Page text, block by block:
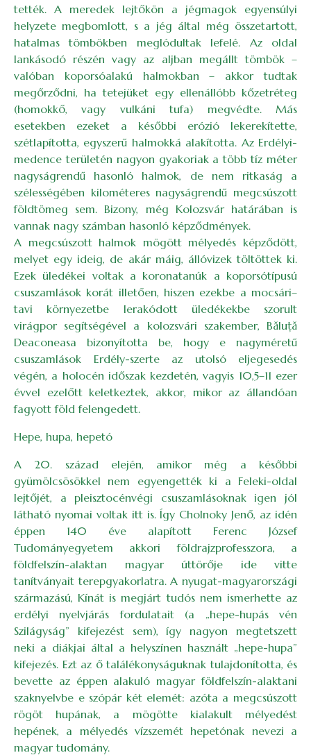
tették. A meredek lejtőkön a jégmagok egyensúlyi
helyzete megbomlott, s a jég által még összetartott,
hatalmas tömbökben meglódultak lefelé. Az oldal
lankásodó részén vagy az aljban megállt tömbök –
valóban koporsóalakú halmokban – akkor tudtak
megőrződni, ha tetejüket egy ellenállóbb kőzetréteg
(homokkő, vagy vulkáni tufa) megvédte. Más
esetekben ezeket a későbbi erózió lekerekítette,
szétlapította, egyszerű halmokká alakította. Az Erdélyi-
medence területén nagyon gyakoriak a több tíz méter
nagyságrendű hasonló halmok, de nem ritkaság a
szélességében kilométeres nagyságrendű megcsúszott
földtömeg sem. Bizony, még Kolozsvár határában is
vannak nagy számban hasonló képződmények.
A megcsúszott halmok mögött mélyedés képződött,
melyet egy ideig, de akár máig, állóvizek töltöttek ki.
Ezek üledékei voltak a koronatanúk a koporsótípusú
csuszamlások korát illetően, hiszen ezekbe a mocsári–
tavi környezetbe lerakódott üledékekbe szorult
virágpor segítségével a kolozsvári szakember, Băluţă
Deaconeasa bizonyította be, hogy e nagyméretű
csuszamlások Erdély-szerte az utolsó eljegesedés
végén, a holocén időszak kezdetén, vagyis 10,5–11 ezer
évvel ezelőtt keletkeztek, akkor, mikor az állandóan
fagyott föld felengedett.
Hepe, hupa, hepetó
A 20. század elején, amikor még a későbbi
gyümölcsösökkel nem egyengették ki a Feleki-oldal
lejtőjét, a pleisztocénvégi csuszamlásoknak igen jól
látható nyomai voltak itt is. Így Cholnoky Jenő, az idén
éppen 140 éve alapított Ferenc József
Tudományegyetem akkori földrajzprofesszora, a
földfelszín-alaktan magyar úttörője ide vitte
tanítványait terepgyakorlatra. A nyugat-magyarországi
származású, Kínát is megjárt tudós nem ismerhette az
erdélyi nyelvjárás fordulatait (a „hepe-hupás vén
Szilágyság” kifejezést sem), így nagyon megtetszett
neki a diákjai által a helyszínen használt „hepe-hupa”
kifejezés. Ezt az ő találékonyságuknak tulajdonította, és
bevette az éppen alakuló magyar földfelszín-alaktani
szaknyelvbe e szópár két elemét: azóta a megcsúszott
rögöt hupának, a mögötte kialakult mélyedést
hepének, a mélyedés vízszemét hepetónak nevezi a
magyar tudomány.